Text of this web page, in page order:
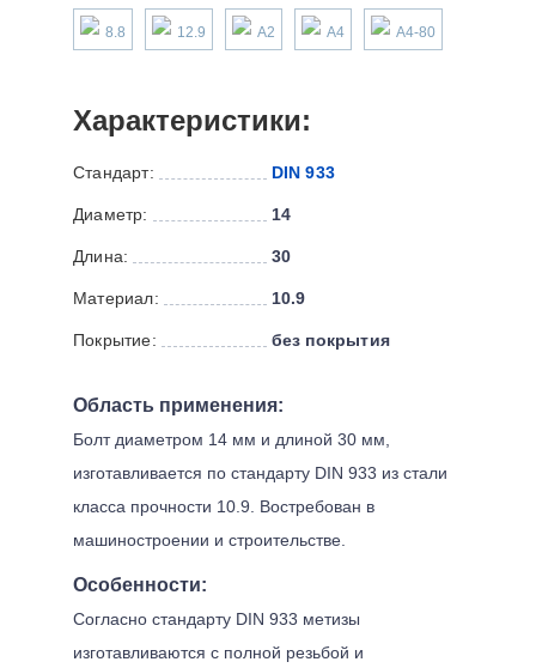
8.8 12.9 А2 А4 А4-80
Характеристики:
Стандарт: DIN 933
Диаметр: 14
Длина: 30
Материал: 10.9
Покрытие: без покрытия
Область применения:
Болт диаметром 14 мм и длиной 30 мм,
изготавливается по стандарту DIN 933 из стали
класса прочности 10.9. Востребован в
машиностроении и строительстве.
Особенности:
Согласно стандарту DIN 933 метизы
изготавливаются с полной резьбой и